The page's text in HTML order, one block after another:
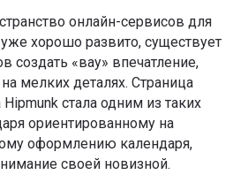
онлайн-сервисов для
хорошо развито, существует
создать «вау» впечатление,
мелких деталях. Страница
стала одним из таких
ориентированному на
оформлению календаря,
своей новизной.